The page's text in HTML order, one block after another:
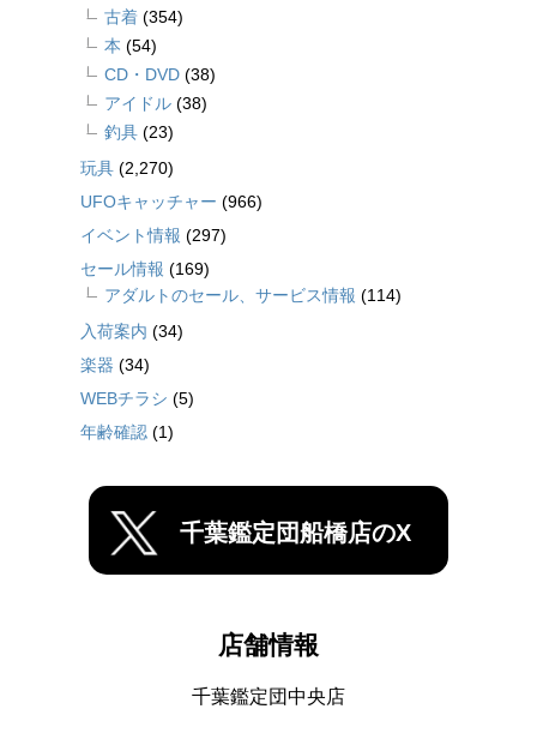
古着 (354)
本 (54)
CD・DVD (38)
アイドル (38)
釣具 (23)
玩具 (2,270)
UFOキャッチャー (966)
イベント情報 (297)
セール情報 (169)
アダルトのセール、サービス情報 (114)
入荷案内 (34)
楽器 (34)
WEBチラシ (5)
年齢確認 (1)
千葉鑑定団船橋店のX
店舗情報
千葉鑑定団中央店